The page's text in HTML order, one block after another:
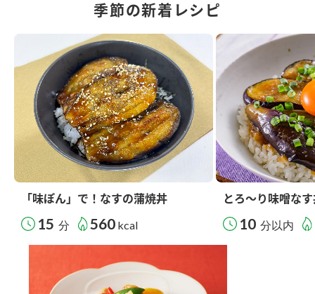
季節の新着レシピ
「味ぽん」で！なすの蒲焼丼
15 分 560 kcal
とろ～り味噌な
10 分以内